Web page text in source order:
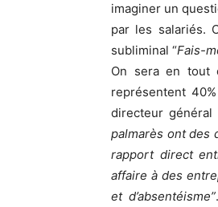
imaginer un
par les salariés.
subliminal “Fais-
On sera en tout
représentent
directeur général
palmarès ont des
rapport direct
affaire à des
et d’absentéisme”